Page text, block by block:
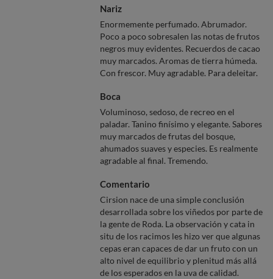
Nariz
Enormemente perfumado. Abrumador.
Poco a poco sobresalen las notas de frutos
negros muy evidentes. Recuerdos de cacao
muy marcados. Aromas de tierra húmeda.
Con frescor. Muy agradable. Para deleitar.
Boca
Voluminoso, sedoso, de recreo en el
paladar. Tanino finísimo y elegante. Sabores
muy marcados de frutas del bosque,
ahumados suaves y especies. Es realmente
agradable al final. Tremendo.
Comentario
Cirsion nace de una simple conclusión
desarrollada sobre los viñedos por parte de
la gente de Roda. La observación y cata in
situ de los racimos les hizo ver que algunas
cepas eran capaces de dar un fruto con un
alto nivel de equilibrio y plenitud más allá
de los esperados en la uva de calidad.